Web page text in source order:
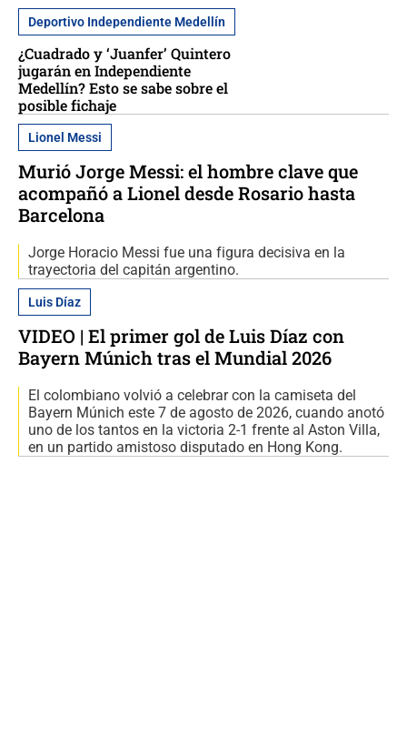
Deportivo Independiente Medellín
¿Cuadrado y ‘Juanfer’ Quintero
jugarán en Independiente
Medellín? Esto se sabe sobre el
posible fichaje
Lionel Messi
Murió Jorge Messi: el hombre clave que
acompañó a Lionel desde Rosario hasta
Barcelona
Jorge Horacio Messi fue una figura decisiva en la
trayectoria del capitán argentino.
Luis Díaz
VIDEO | El primer gol de Luis Díaz con
Bayern Múnich tras el Mundial 2026
El colombiano volvió a celebrar con la camiseta del
Bayern Múnich este 7 de agosto de 2026, cuando anotó
uno de los tantos en la victoria 2-1 frente al Aston Villa,
en un partido amistoso disputado en Hong Kong.